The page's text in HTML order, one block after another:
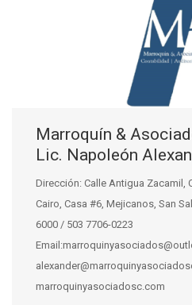
Marroquín &
Lic. Napoleón
Dirección: Calle Antigua Zacamil,
Cairo, Casa #6, Mejicanos, San
6000 / 503 7706-0223
marroquinyasociadosc.com